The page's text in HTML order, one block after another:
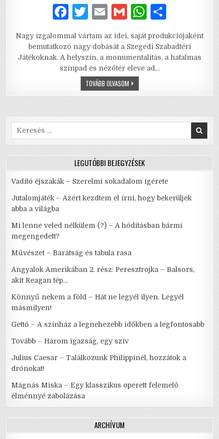
F
c
e
b
k
T
it
te
r
E
ai
l
G
ai
l
W
at
s
A
ar
e
Nagy izgalommal vártam az idei, saját produkciójaként
bemutatkozó nagy dobását a Szegedi Szabadtéri
Játékoknak. A helyszín, a monumentalitás, a hatalmas
színpad és nézőtér eleve ad…
TOVÁBB OLVASOMCHICAGO
–
SZEX,
ÉS
NAGYMENŐK
Search
for:
LEGUTÓBBI BEJEGYZÉSEK
Vadító éjszakák – Szerelmi sokadalom ígérete
Jutalomjáték – Azért kezdtem el írni, hogy bekerüljek
abba a világba
Mi lenne veled nélkülem (?) – A hódításban bármi
megengedett?
Művészet – Barátság és tabula rasa
Angyalok Amerikában 2. rész: Peresztrojka – Balsors,
akit Reagan tép…
Könnyű nekem a föld – Hát ne legyél ilyen. Legyél
másmilyen!
Gettó – A színház a legnehezebb időkben a legfontosabb
Tovább – Három igazság, egy szív
Julius Caesar – Találkozunk Philippinél, hozzátok a
drónokat!
Mágnás Miska – Egy klasszikus operett felemelő
élménnyé zabolázása
ARCHÍVUM